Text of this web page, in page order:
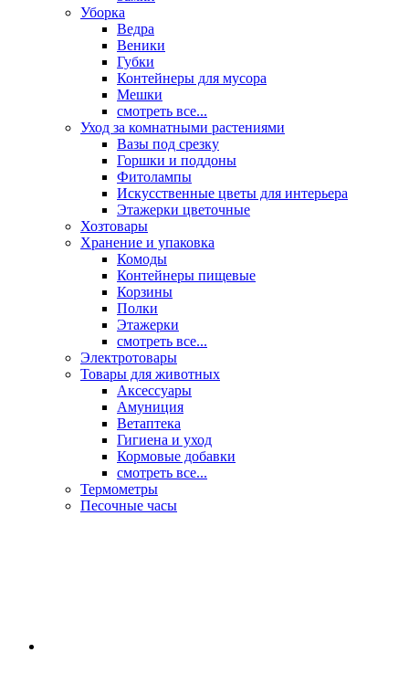
Уборка
Ведра
Веники
Губки
Контейнеры для мусора
Мешки
смотреть все...
Уход за комнатными растениями
Вазы под срезку
Горшки и поддоны
Фитолампы
Искусственные цветы для интерьера
Этажерки цветочные
Хозтовары
Хранение и упаковка
Комоды
Контейнеры пищевые
Корзины
Полки
Этажерки
смотреть все...
Электротовары
Товары для животных
Аксессуары
Амуниция
Ветаптека
Гигиена и уход
Кормовые добавки
смотреть все...
Термометры
Песочные часы